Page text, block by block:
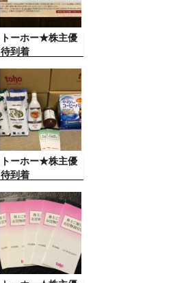
トーホー★株主優
待到着
トーホー★株主優
待到着